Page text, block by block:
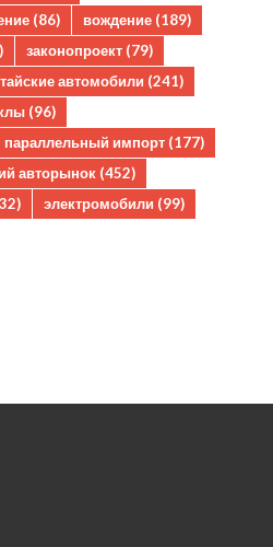
(86) вождение (189)
законопроект (79)
автомобили (241)
(96)
параллельный импорт (177)
авторынок (452)
электромобили (99)